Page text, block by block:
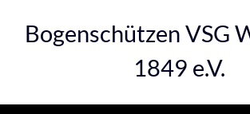
Bogenschützen VSG
1849 e.V.